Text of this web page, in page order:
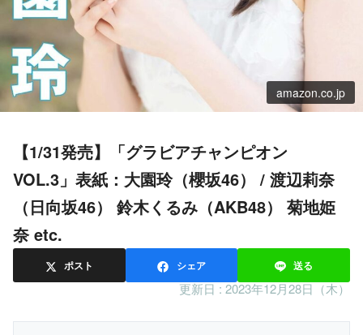
amazon.co.jp
【1/31発売】「グラビアチャンピオン
VOL.3」表紙：大園玲（櫻坂46） / 渡辺莉奈
（日向坂46） 鈴木くるみ（AKB48） 菊地姫
奈 etc.
ポスト シェア 送る
更新日 : 2023年12月28日（木）